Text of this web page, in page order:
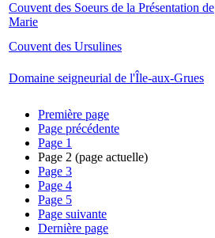
Couvent des Soeurs de la Présentation de
Marie
Couvent des Ursulines
Domaine seigneurial de l'Île-aux-Grues
Première page
Page précédente
Page 1
Page 2 (page actuelle)
Page 3
Page 4
Page 5
Page suivante
Dernière page